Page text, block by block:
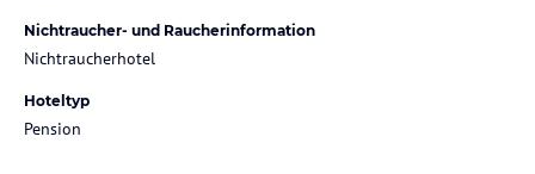
Nichtraucher- und Raucherinformation
Nichtraucherhotel
Hoteltyp
Pension